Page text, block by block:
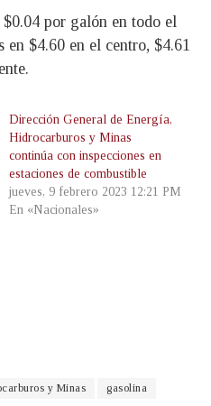
por galón en todo el
en $4.60 en el centro, $4.61
Dirección General de Energía,
Hidrocarburos y Minas
continúa con inspecciones en
estaciones de combustible
jueves, 9 febrero 2023 12:21 PM
En «Nacionales»
y Minas gasolina